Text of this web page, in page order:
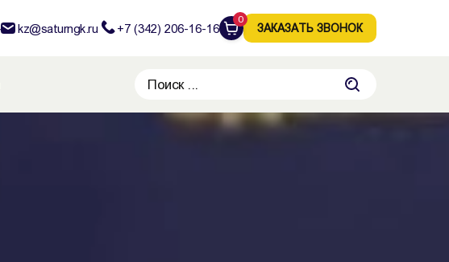
kz@saturngk.ru +7 (342) 206-16-16
0
ЗАКАЗАТЬ ЗВОНОК